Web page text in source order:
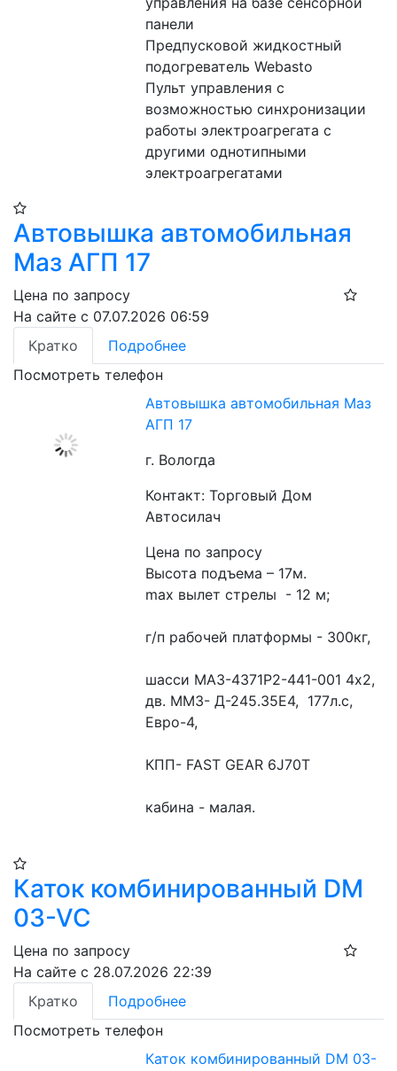
панели
Предпусковой жидкостный
подогреватель Webasto
Пульт управления с
возможностью синхронизации
работы электроагрегата с
другими однотипными
электроагрегатами
Автовышка автомобильная
Маз АГП 17
Цена по запросу
На сайте с 07.07.2026 06:59
Кратко
Подробнее
Посмотреть телефон
Автовышка автомобильная Маз
АГП 17
г. Вологда
Контакт: Торговый Дом
Автосилач
Цена по запросу
Высота подъема – 17м.
max вылет стрелы  - 12 м;
г/п рабочей платформы - 300кг,
дв. ММЗ- Д-245.35Е4,  177л.с,
Евро-4,
КПП- FAST GEAR 6J70T
кабина - малая.
Каток комбинированный DM
03-VC
Цена по запросу
На сайте с 28.07.2026 22:39
Кратко
Подробнее
Посмотреть телефон
Каток комбинированный DM 03-